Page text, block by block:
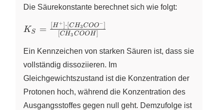
Die Säurekonstante berechnet sich wie folgt:
K_S =
\frac{[H^+]\cdot[CH_3COO^-]}
{[CH_3COOH]}
KS = [CH3COOH]
H+ ⋅ CH3COO−
Ein Kennzeichen von starken Säuren ist, dass sie
vollständig dissoziieren. Im
Gleichgewichtszustand ist die Konzentration der
Protonen hoch, während die Konzentration des
Ausgangsstoffes gegen null geht. Demzufolge ist